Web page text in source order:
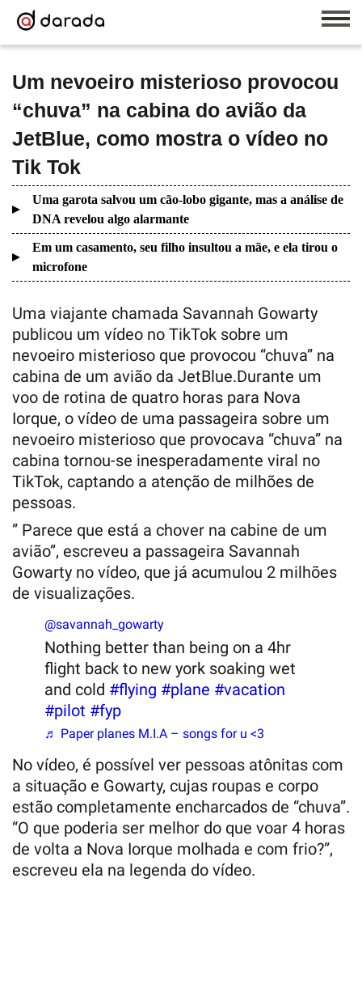
Um nevoeiro misterioso provocou
“chuva” na cabina do avião da
JetBlue, como mostra o vídeo no
Tik Tok
Uma garota salvou um cão-lobo gigante, mas a análise de
DNA revelou algo alarmante
Em um casamento, seu filho insultou a mãe, e ela tirou o
microfone
Uma viajante chamada Savannah Gowarty
publicou um vídeo no TikTok sobre um
nevoeiro misterioso que provocou “chuva” na
cabina de um avião da JetBlue.Durante um
voo de rotina de quatro horas para Nova
Iorque, o vídeo de uma passageira sobre um
nevoeiro misterioso que provocava “chuva” na
cabina tornou-se inesperadamente viral no
TikTok, captando a atenção de milhões de
pessoas.
” Parece que está a chover na cabine de um
avião”, escreveu a passageira Savannah
Gowarty no vídeo, que já acumulou 2 milhões
de visualizações.
@savannah_gowarty
Nothing better than being on a 4hr
flight back to new york soaking wet
and cold #flying #plane #vacation
#pilot #fyp
♬ Paper planes M.I.A – songs for u <3
No vídeo, é possível ver pessoas atônitas com
a situação e Gowarty, cujas roupas e corpo
estão completamente encharcados de “chuva”.
“O que poderia ser melhor do que voar 4 horas
de volta a Nova Iorque molhada e com frio?”,
escreveu ela na legenda do vídeo.